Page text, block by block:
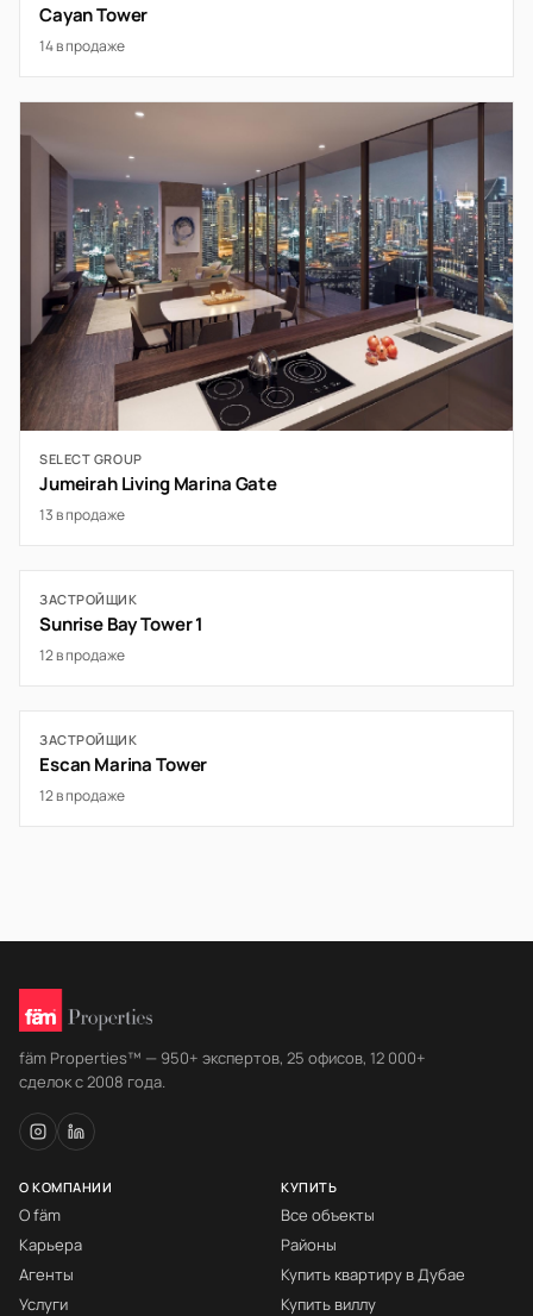
Cayan Tower
14 в продаже
SELECT GROUP
Jumeirah Living Marina Gate
13 в продаже
ЗАСТРОЙЩИК
Sunrise Bay Tower 1
12 в продаже
ЗАСТРОЙЩИК
Escan Marina Tower
12 в продаже
fäm Properties™ — 950+ экспертов, 25 офисов, 12 000+
сделок с 2008 года.
О КОМПАНИИ
О fäm
Карьера
Агенты
Услуги
КУПИТЬ
Все объекты
Районы
Купить квартиру в Дубае
Купить виллу